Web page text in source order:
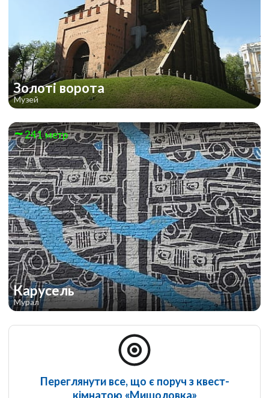
Золоті ворота
Музей
241 метр
Карусель
Мурал
Переглянути все, що є поруч з квест-
кімнатою «Мишоловка»